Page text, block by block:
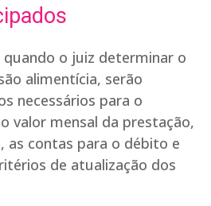
o juiz determinar o
alimentícia, serão
necessários para o
valor mensal da prestação,
as contas para o débito e
de atualização dos